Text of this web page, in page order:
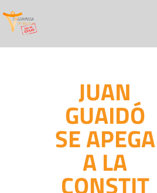
JUAN
GUAIDÓ
SE APEGA
A LA
CONSTIT